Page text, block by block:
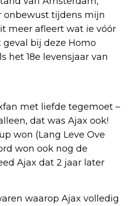
onbewust tijdens mijn
meer afleert wat ie vóór
bij deze Homo
het 18e levensjaar van
met liefde tegemoet –
dat was Ajax ook!
won (Lang Leve Ove
won ook nog de
Ajax dat 2 jaar later
waarop Ajax volledig